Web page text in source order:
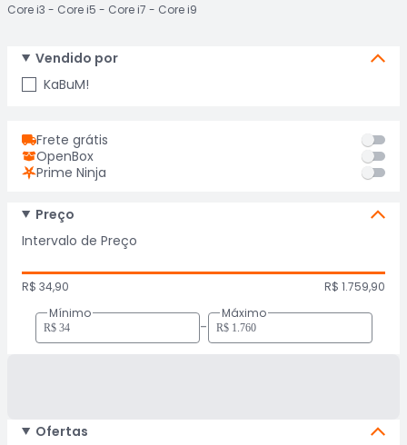
Core i3 Core i5 Core i7 Core i9
Vendido por
KaBuM!
Frete grátis
OpenBox
Prime Ninja
Preço
Intervalo de Preço
R$ 34,90
R$ 1.759,90
Mínimo
-
Máximo
Ofertas